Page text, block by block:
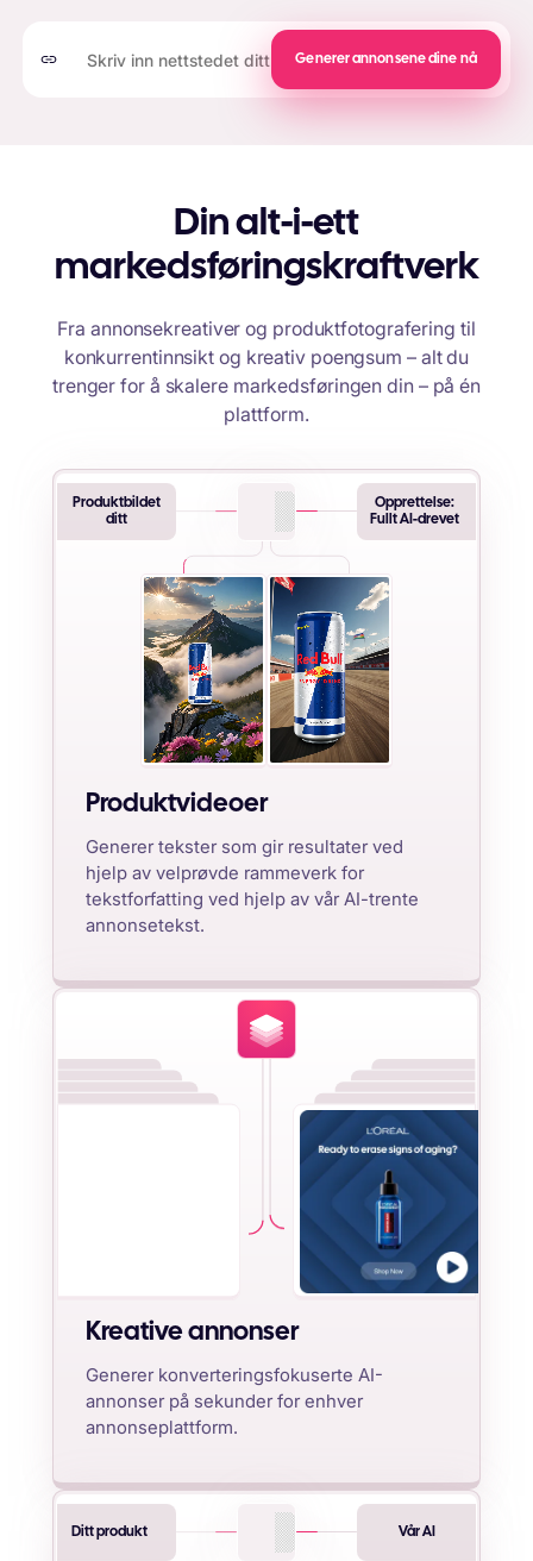
Generer annonsene dine nå
Din alt-i-ett
markedsføringskraftverk
Fra annonsekreativer og produktfotografering til
konkurrentinnsikt og kreativ poengsum – alt du
trenger for å skalere markedsføringen din – på én
plattform.
Produktbildet
ditt
Opprettelse:
Fullt AI-drevet
Produktvideoer
Generer tekster som gir resultater ved
hjelp av velprøvde rammeverk for
tekstforfatting ved hjelp av vår AI-trente
annonsetekst.
Kreative annonser
Generer konverteringsfokuserte AI-
annonser på sekunder for enhver
annonseplattform.
Ditt produkt Vår AI